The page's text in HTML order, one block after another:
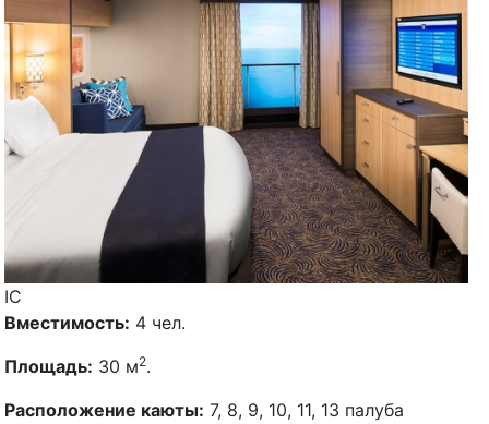
IC
Вместимость: 4 чел.
Площадь: 30 м2.
Расположение каюты: 7, 8, 9, 10, 11, 13 палуба